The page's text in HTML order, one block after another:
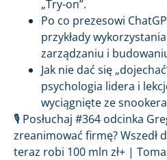
„Try-on”.
Po co prezesowi
przykłady
zarządzaniu i
Jak nie dać się
psychologia lidera i
wyciągnięte ze
🎙️ Posłuchaj #364 odcinka
zreanimować firmę? Wszedł
teraz robi 100 mln zł+ |